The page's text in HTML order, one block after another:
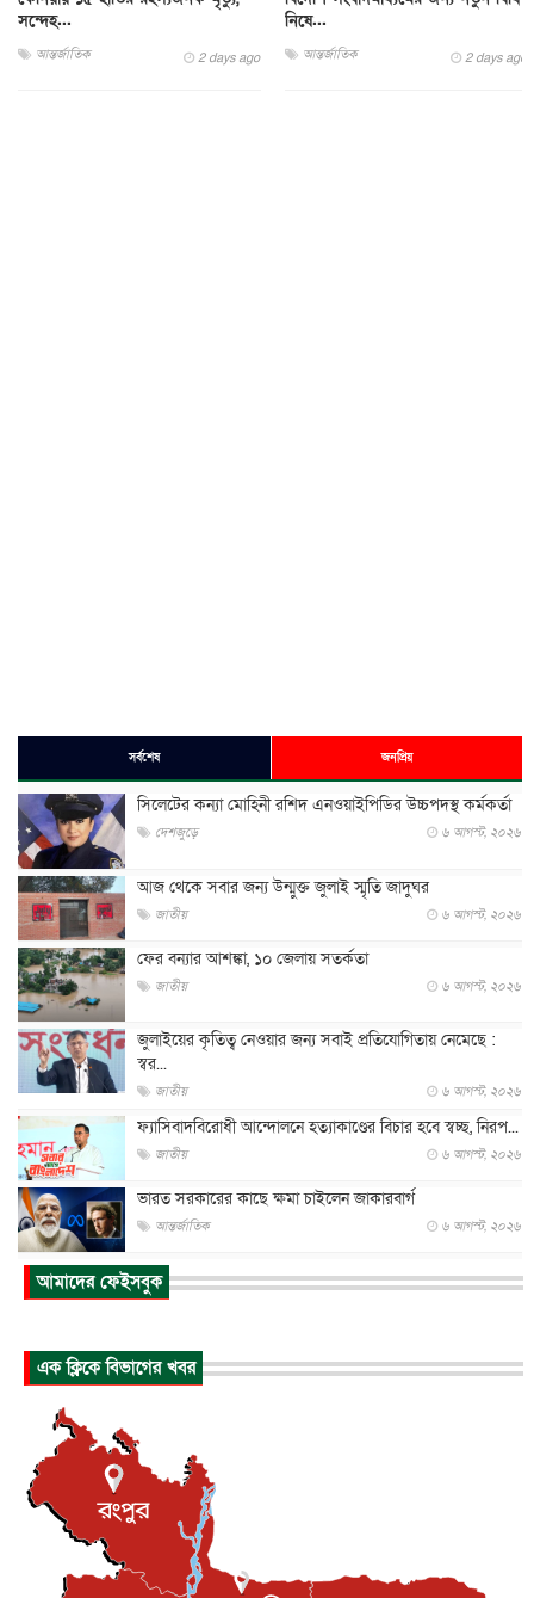
সন্দেহ...
আন্তর্জাতিক 2 days ago
নিষে...
আন্তর্জাতিক 2 days ago
সর্বশেষ জনপ্রিয়
সিলেটের কন্যা মোহিনী রশিদ এনওয়াইপিডির উচ্চপদস্থ কর্মকর্তা
দেশজুড়ে ৬ আগস্ট, ২০২৬
আজ থেকে সবার জন্য উন্মুক্ত জুলাই স্মৃতি জাদুঘর
জাতীয় ৬ আগস্ট, ২০২৬
ফের বন্যার আশঙ্কা, ১০ জেলায় সতর্কতা
জাতীয় ৬ আগস্ট, ২০২৬
জুলাইয়ের কৃতিত্ব নেওয়ার জন্য সবাই প্রতিযোগিতায় নেমেছে :
স্বর...
জাতীয় ৬ আগস্ট, ২০২৬
ফ্যাসিবাদবিরোধী আন্দোলনে হত্যাকাণ্ডের বিচার হবে স্বচ্ছ, নিরপ...
জাতীয় ৬ আগস্ট, ২০২৬
ভারত সরকারের কাছে ক্ষমা চাইলেন জাকারবার্গ
আন্তর্জাতিক ৬ আগস্ট, ২০২৬
আকাশে ট্রাম্পের হেলিকপ্টার ও যাত্রীবাহী বিমান মুখোমুখি, তদন্...
আন্তর্জাতিক
আন্তর্জাতিক ৬ আগস্ট, ২০২৬
টি-টোয়েন্টি ইতিহাসের সর্বোচ্চ রানের মালিক এখন জস বাটলার
বস্তিতে কেটেছে শৈশব, আজ মুম্বাইয়ে দুই বাড়ির মালিক
বিনোদন ৬ আগস্ট, ২০২৬
আমাদের ফেইসবুক
এক ক্লিকে বিভাগের খবর